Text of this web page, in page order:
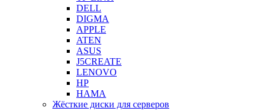
DELL
DIGMA
APPLE
ATEN
ASUS
J5CREATE
LENOVO
HP
HAMA
Жёсткие диски для серверов